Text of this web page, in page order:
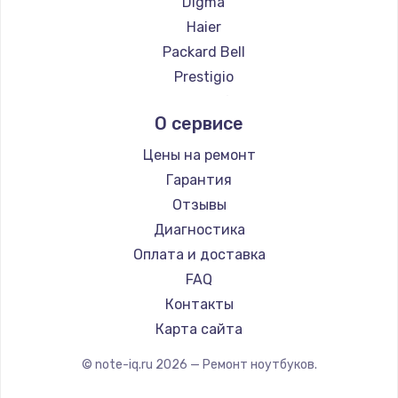
Ремонт ноутбуков Hiper
Ремонт ноутбуков Evga
Ремонт ноутбуков Google
Ремонт ноутбуков Ardor
Ремонт ноутбуков Predator
Ремонт ноутбуков iru
Ремонт ноутбуков Machenike
Ремонт ноутбуков DEXP
Ремонт ноутбуков Teclast
Ремонт ноутбуков CHUWI
Ремонт ноутбуков Colorful
Haier
Packard Bell
Prestigio
Alienware
Aquarius
Gigabyte
Aorus
Maibenben
Getac
Epson
Philips
LG
О сервисе
Цены на ремонт
Гарантия
Отзывы
Диагностика
Оплата и доставка
FAQ
Контакты
Карта сайта
© note-iq.ru 2026 — Ремонт ноутбуков.